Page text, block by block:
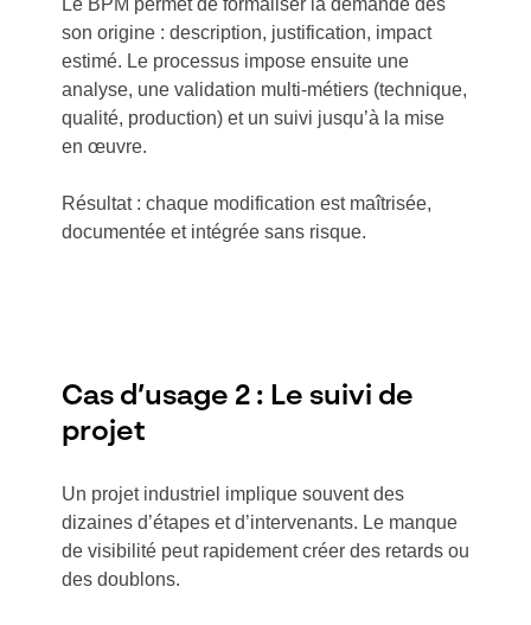
Le BPM permet de formaliser la demande dès
son origine : description, justification, impact
estimé. Le processus impose ensuite une
analyse, une validation multi-métiers (technique,
qualité, production) et un suivi jusqu’à la mise
en œuvre.
Résultat : chaque modification est maîtrisée,
documentée et intégrée sans risque.
Cas d’usage 2 : Le suivi de
projet
Un projet industriel implique souvent des
dizaines d’étapes et d’intervenants. Le manque
de visibilité peut rapidement créer des retards ou
des doublons.